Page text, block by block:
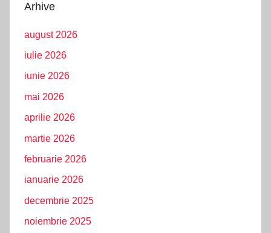
Arhive
august 2026
iulie 2026
iunie 2026
mai 2026
aprilie 2026
martie 2026
februarie 2026
ianuarie 2026
decembrie 2025
noiembrie 2025